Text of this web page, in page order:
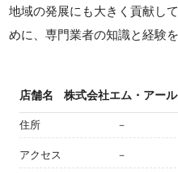
地域の発展にも大きく貢献し
めに、専門業者の知識と経験
店舗名 株式会社エム・アール
住所 －
アクセス －